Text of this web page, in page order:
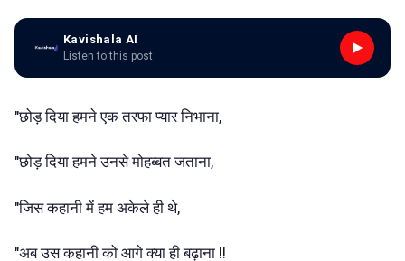
Kavishala AI
Listen to this post
"छोड़ दिया हमने एक तरफा प्यार निभाना,
"छोड़ दिया हमने उनसे मोहब्बत जताना,
"जिस कहानी में हम अकेले ही थे,
"अब उस कहानी को आगे क्या ही बढ़ाना !!